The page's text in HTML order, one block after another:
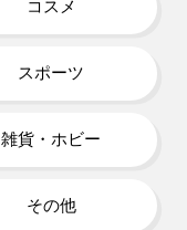
コスメ
スポーツ
雑貨・ホビー
その他